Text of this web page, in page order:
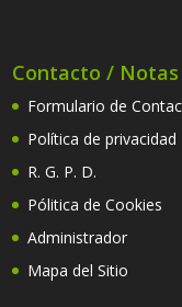
Contacto / Notas
Formulario de
Política de privacidad
R. G. P. D.
Pólitica de Cookies
Administrador
Mapa del Sitio